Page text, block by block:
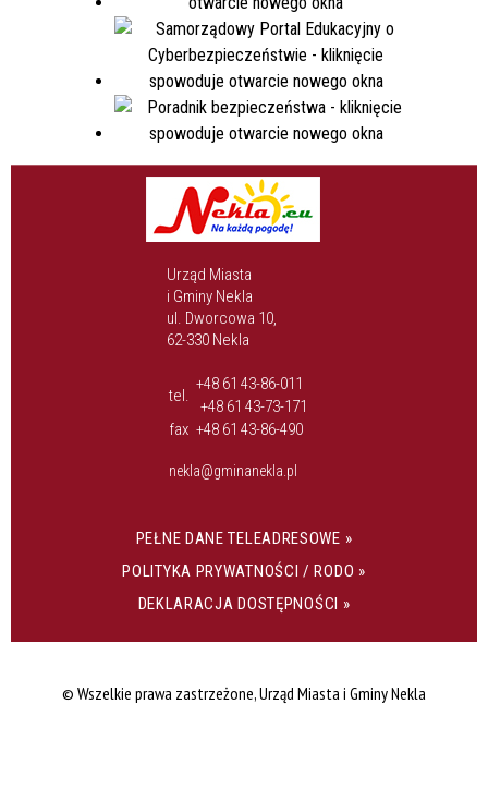
Urząd Miasta
i Gminy Nekla
ul. Dworcowa 10,
62-330 Nekla
tel.
+48 61 43-86-011
+48 61 43-73-171
fax +48 61 43-86-490
nekla@gminanekla.pl
PEŁNE DANE TELEADRESOWE »
POLITYKA PRYWATNOŚCI / RODO »
DEKLARACJA DOSTĘPNOŚCI »
© Wszelkie prawa zastrzeżone, Urząd Miasta i Gminy Nekla